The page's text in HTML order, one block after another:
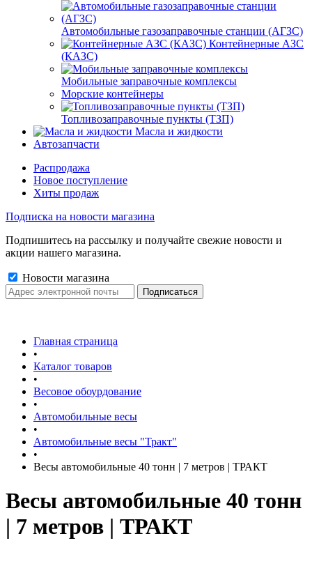
Автомобильные газозаправочные станции (АГЗС)
Контейнерные АЗС
(КАЗС)
Мобильные заправочные комплексы
Морские контейнеры
Топливозаправочные пункты (ТЗП)
Масла и жидкости
Автозапчасти
Распродажа
Новое поступление
Хиты продаж
Подписка на новости магазина
Подпишитесь на рассылку и получайте свежие новости и
акции нашего магазина.
Новости магазина
Главная страница
•
Каталог товаров
•
Весовое обоурдование
•
Автомобильные весы
•
Автомобильные весы "Тракт"
•
Весы автомобильные 40 тонн | 7 метров | ТРАКТ
Весы автомобильные 40 тонн
| 7 метров | ТРАКТ